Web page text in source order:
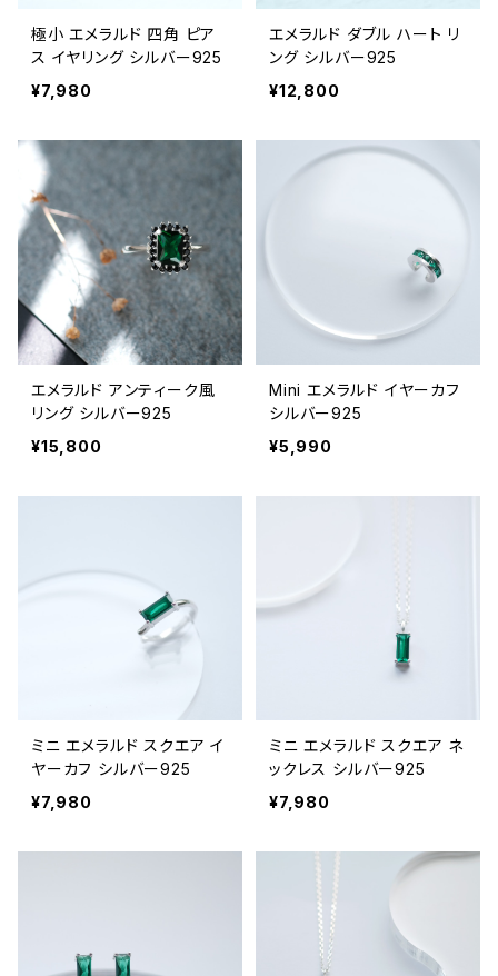
極小 エメラルド 四角 ピア
ス イヤリング シルバー925
¥7,980
エメラルド ダブル ハート リ
ング シルバー925
¥12,800
エメラルド アンティーク風
リング シルバー925
¥15,800
Mini エメラルド イヤーカフ
シルバー925
¥5,990
ミニ エメラルド スクエア イ
ヤーカフ シルバー925
¥7,980
ミニ エメラルド スクエア ネ
ックレス シルバー925
¥7,980